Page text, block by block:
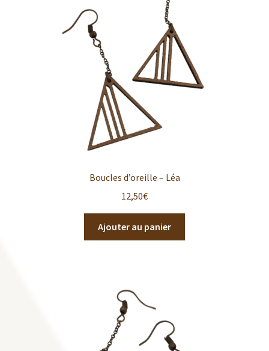
Boucles d’oreille – Léa
12,50€
Ajouter au panier